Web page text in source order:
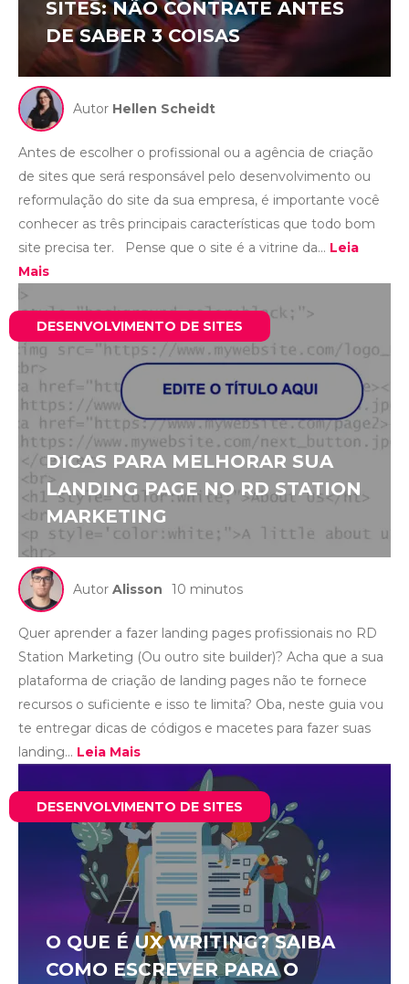
SITES: NÃO CONTRATE ANTES
DE SABER 3 COISAS
Autor Hellen Scheidt
Antes de escolher o profissional ou a agência de criação
de sites que será responsável pelo desenvolvimento ou
reformulação do site da sua empresa, é importante você
conhecer as três principais características que todo bom
site precisa ter. Pense que o site é a vitrine da... Leia
Mais
DESENVOLVIMENTO DE SITES
DICAS PARA MELHORAR SUA
LANDING PAGE NO RD STATION
MARKETING
Autor Alisson 10 minutos
Quer aprender a fazer landing pages profissionais no RD
Station Marketing (Ou outro site builder)? Acha que a sua
plataforma de criação de landing pages não te fornece
recursos o suficiente e isso te limita? Oba, neste guia vou
te entregar dicas de códigos e macetes para fazer suas
landing... Leia Mais
DESENVOLVIMENTO DE SITES
O QUE É UX WRITING? SAIBA
COMO ESCREVER PARA O